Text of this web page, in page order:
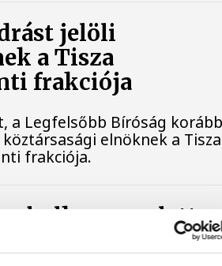
jelöli
a Tisza
frakciója
a Legfelsőbb Bíróság
elnöknek a Tisza
frakciója.
halkonzerv lett
- mutatjuk!